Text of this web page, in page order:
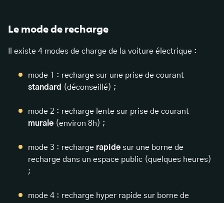
Le mode de recharge
Il existe 4 modes de charge de la voiture électrique :
mode 1 : recharge sur une prise de courant
standard (déconseillé) ;
mode 2 : recharge lente sur prise de courant
murale (environ 8h) ;
mode 3 : recharge rapide sur une borne de
recharge dans un espace public (quelques heures)
;
mode 4 : recharge hyper rapide sur borne de